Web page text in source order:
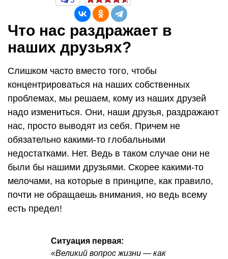
Что нас раздражает в
наших друзьях?
Слишком часто вместо того, чтобы
концентрироваться на наших собственных
проблемах, мы решаем, кому из наших друзей
надо измениться. Они, наши друзья, раздражают
нас, просто выводят из себя. Причем не
обязательно какими-то глобальными
недостатками. Нет. Ведь в таком случае они не
были бы нашими друзьями. Скорее какими-то
мелочами, на которые в принципе, как правило,
почти не обращаешь внимания, но ведь всему
есть предел!
Ситуация первая:
«Великий вопрос жизни — как